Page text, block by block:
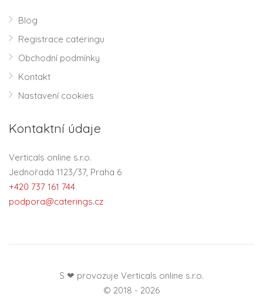
Blog
Registrace cateringu
Obchodní podmínky
Kontakt
Nastavení cookies
Kontaktní údaje
Verticals online s.r.o.
Jednořadá 1123/37, Praha 6
+420 737 161 744
podpora@caterings.cz
S ❤ provozuje Verticals online s.r.o.
© 2018 - 2026